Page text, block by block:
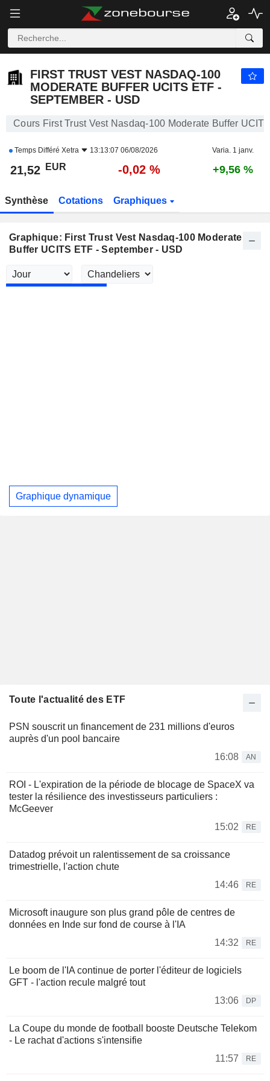
FIRST TRUST VEST NASDAQ-100
MODERATE BUFFER UCITS ETF -
SEPTEMBER - USD
Cours First Trust Vest Nasdaq-100 Moderate Buffer
Temps Différé Xetra 13:13:07 06/08/2026 Varia. 1 janv.
21,52 EUR -0,02 % +9,56 %
Synthèse Cotations Graphiques
Graphique: First Trust Vest Nasdaq-100 Moderate
Buffer UCITS ETF - September - USD
Graphique dynamique
Toute l'actualité des ETF
PSN souscrit un financement de 231 millions d'euros
auprès d'un pool bancaire
16:08
AN
ROI - L'expiration de la période de blocage de SpaceX va
tester la résilience des investisseurs particuliers :
McGeever
15:02
RE
Datadog prévoit un ralentissement de sa croissance
trimestrielle, l'action chute
14:46
RE
Microsoft inaugure son plus grand pôle de centres de
données en Inde sur fond de course à l'IA
14:32
RE
Le boom de l'IA continue de porter l'éditeur de logiciels
GFT - l'action recule malgré tout
13:06
DP
La Coupe du monde de football booste Deutsche Telekom
- Le rachat d'actions s'intensifie
11:57
RE